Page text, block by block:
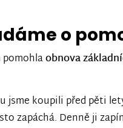
o
pomohlaobnova
jsme koupili před pěti
zapáchá. Denně ji